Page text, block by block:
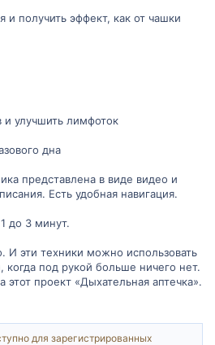
и получить эффект, как от чашки
и улучшить лимфоток
дна
представлена в виде видео и
Есть удобная навигация.
до 3 минут.
И эти техники можно использовать
под рукой больше ничего нет.
этот проект «Дыхательная аптечка».
для зарегистрированных